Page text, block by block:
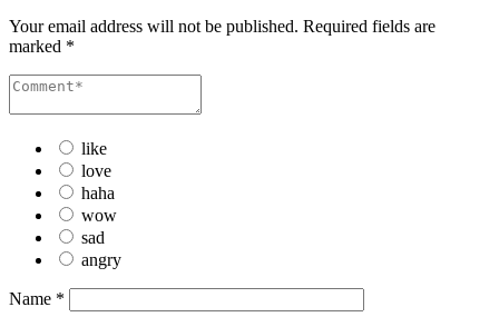
Your email address will not be published. Required fields are
marked *
like
love
haha
wow
sad
angry
Name *